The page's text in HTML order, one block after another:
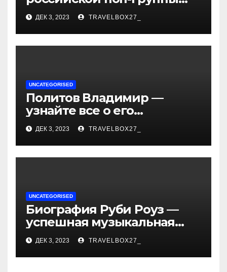
«Иванушки интернешнл»
— история успеха, музыка
и судьбы участников
ДЕК 3, 2023 TRAVELBOX27_
UNCATEGORISED
Политов Владимир —
узнайте все о его
биографии, возрасте и
впечатляющих
достижениях!
ДЕК 3, 2023 TRAVELBOX27_
UNCATEGORISED
Биография Руби Роуз —
успешная музыкальная
карьера, личная жизнь и
знаковые достижения
ДЕК 3, 2023 TRAVELBOX27_